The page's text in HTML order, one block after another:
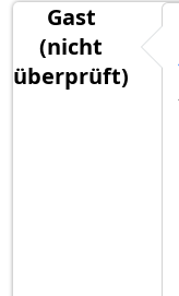
Gast
(nicht
überprüft)